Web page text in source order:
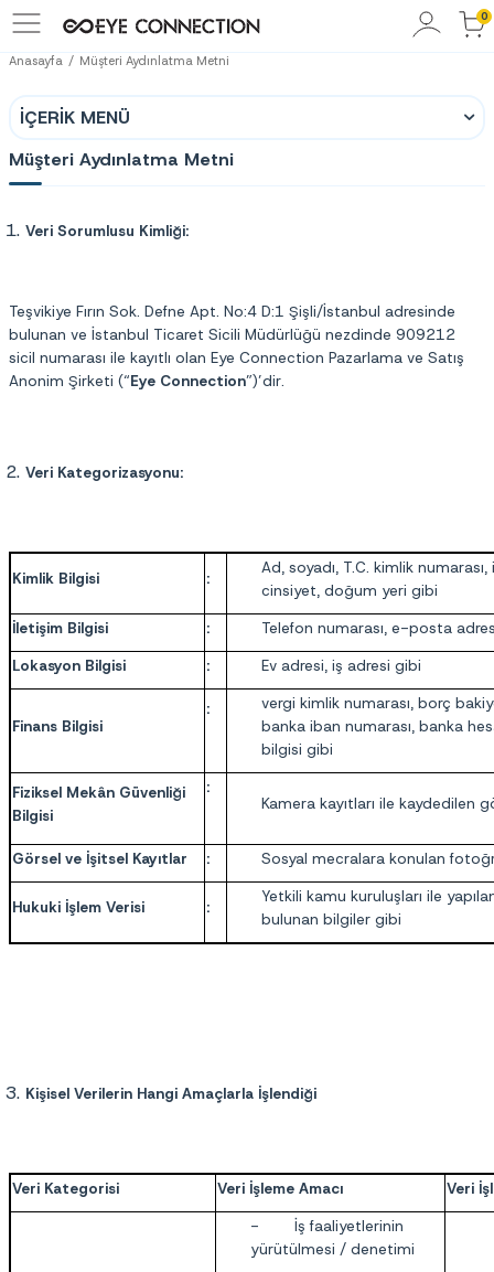
0
Anasayfa Müşteri Aydınlatma Metni
İÇERIK MENÜ
Müşteri Aydınlatma Metni
Veri Sorumlusu Kimliği:
Teşvikiye Fırın Sok. Defne Apt. No:4 D:1 Şişli/İstanbul adresinde
bulunan ve İstanbul Ticaret Sicili Müdürlüğü nezdinde 909212
sicil numarası ile kayıtlı olan Eye Connection Pazarlama ve Satış
Anonim Şirketi (“Eye Connection”)’dir.
Veri Kategorizasyonu:
Kimlik Bilgisi :
Ad, soyadı, T.C. kimlik
cinsiyet, doğum yeri gibi
İletişim Bilgisi
:
Telefon numarası, e-posta
Lokasyon Bilgisi
: Ev adresi, iş adresi gibi
Finans Bilgisi
:
vergi kimlik numarası, borç
banka iban numarası, banka
bilgisi gibi
Fiziksel Mekân Güvenliği
Bilgisi
:
Kamera kayıtları ile kaydedilen
Görsel ve İşitsel Kayıtlar : Sosyal mecralara konulan
Hukuki İşlem Verisi :
Yetkili kamu kuruluşları ile
bulunan bilgiler gibi
Kişisel Verilerin Hangi Amaçlarla İşlendiği
Veri Kategorisi Veri İşleme Amacı Veri
- İş faaliyetlerinin
yürütülmesi / denetimi